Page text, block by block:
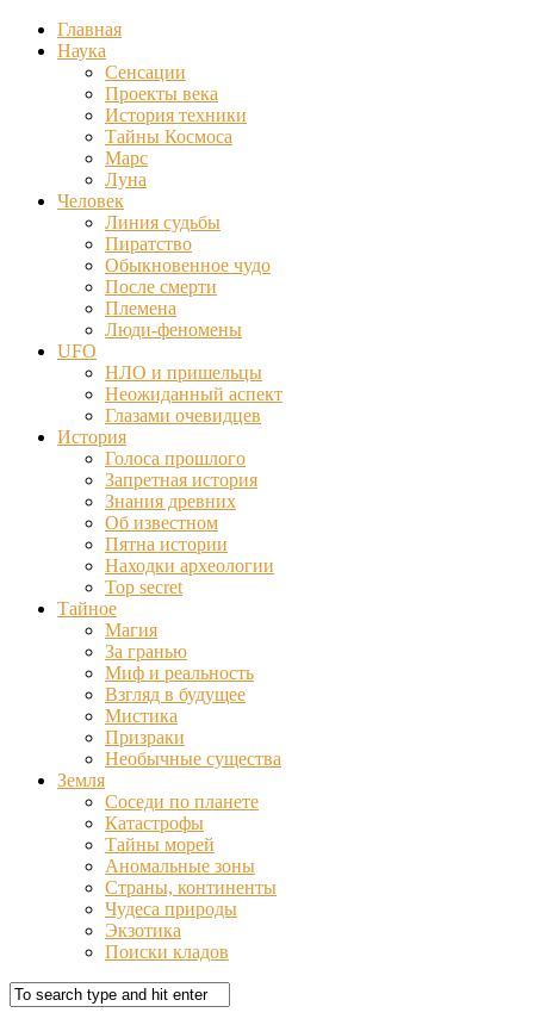
Главная
Наука
Сенсации
Проекты века
История техники
Тайны Космоса
Марс
Луна
Человек
Линия судьбы
Пиратство
Обыкновенное чудо
После смерти
Племена
Люди-феномены
UFO
НЛО и пришельцы
Неожиданный аспект
Глазами очевидцев
История
Голоса прошлого
Запретная история
Знания древних
Об известном
Пятна истории
Находки археологии
Top secret
Тайное
Магия
За гранью
Миф и реальность
Взгляд в будущее
Мистика
Призраки
Необычные существа
Земля
Соседи по планете
Катастрофы
Тайны морей
Аномальные зоны
Страны, континенты
Чудеса природы
Экзотика
Поиски кладов